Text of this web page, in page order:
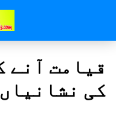
قیامت آنے
کی نشانیاں